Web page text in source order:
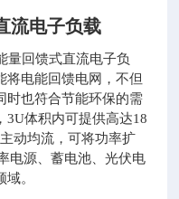
流电子负载
量回馈式直流电子负
将电能回馈电网，不但
时也符合节能环保的需
3U体积内可提供高达18
动均流，可将功率扩
电源、蓄电池、光伏电
。